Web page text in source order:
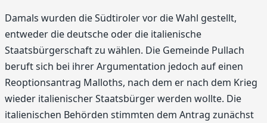
Damals wurden die Südtiroler vor die Wahl gestellt,
entweder die deutsche oder die italienische
Staatsbürgerschaft zu wählen. Die Gemeinde Pullach
beruft sich bei ihrer Argumentation jedoch auf einen
Reoptionsantrag Malloths, nach dem er nach dem Krieg
wieder italienischer Staatsbürger werden wollte. Die
italienischen Behörden stimmten dem Antrag zunächst